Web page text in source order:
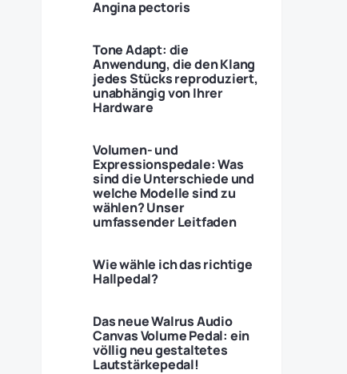
Angina pectoris
Tone Adapt: die
Anwendung, die den Klang
jedes Stücks reproduziert,
unabhängig von Ihrer
Hardware
Volumen- und
Expressionspedale: Was
sind die Unterschiede und
welche Modelle sind zu
wählen? Unser
umfassender Leitfaden
Wie wähle ich das richtige
Hallpedal?
Das neue Walrus Audio
Canvas Volume Pedal: ein
völlig neu gestaltetes
Lautstärkepedal!